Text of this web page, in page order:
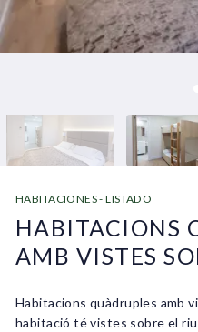
HABITACIONES - LISTADO
HABITACIONS
AMB VISTES
Habitacions quàdruples amb
habitació té vistes sobre el